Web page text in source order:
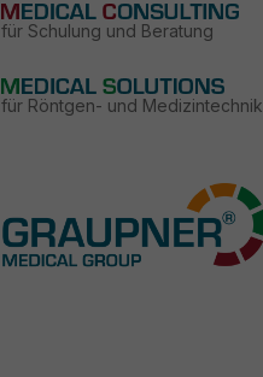
für Schulung und Beratung
für Röntgen- und Medizintechnik